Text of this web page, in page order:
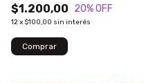
$1.200,00 20% OFF
12x $100,00 sin interés